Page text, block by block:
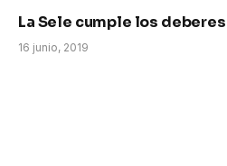
La Sele cumple los
16 junio, 2019